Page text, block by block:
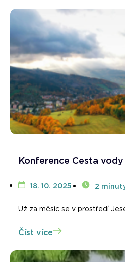
Konference Cesta
18. 10. 2025 2
Už za měsíc se v prostředí
Číst více